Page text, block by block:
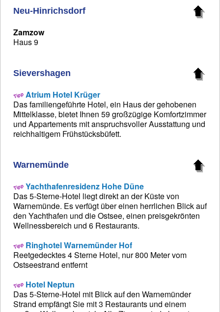
Neu-Hinrichsdorf
Zamzow
Haus 9
Sievershagen
Atrium Hotel Krüger
Das familiengeführte Hotel, ein Haus der gehobenen
Mittelklasse, bietet Ihnen 59 großzügige Komfortzimmer
und Appartements mit anspruchsvoller Ausstattung und
reichhaltigem Frühstücksbüfett.
Warnemünde
Yachthafenresidenz Hohe Düne
Das 5-Sterne-Hotel liegt direkt an der Küste von
Warnemünde. Es verfügt über einen herrlichen Blick auf
den Yachthafen und die Ostsee, einen preisgekrönten
Wellnessbereich und 6 Restaurants.
Ringhotel Warnemünder Hof
Reetgedecktes 4 Sterne Hotel, nur 800 Meter vom
Ostseestrand entfernt
Hotel Neptun
Das 5-Sterne-Hotel mit Blick auf den Warnemünder
Strand empfängt Sie mit 3 Restaurants und einem